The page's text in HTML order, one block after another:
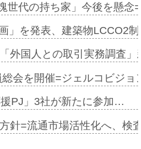
世代の持ち家」今後を懸
」を発表、建築物LCCO2
外国人との取引実務調査
会を開催=ジェルコビジ
PJ」3社が新たに参加…
針=流通市場活性化へ、検